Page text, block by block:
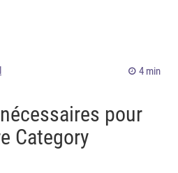
4 min
pour
Category